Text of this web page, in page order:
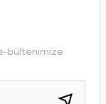
bültenimize